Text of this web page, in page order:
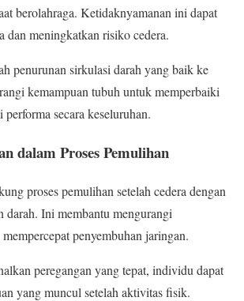
berolahraga. Ketidaknyamanan ini dapat
dan meningkatkan risiko cedera.
penurunan sirkulasi darah yang baik ke
kemampuan tubuh untuk memperbaiki
secara keseluruhan.
dalam Proses Pemulihan
proses pemulihan setelah cedera dengan
darah. Ini membantu mengurangi
penyembuhan jaringan.
peregangan yang tepat, individu dapat
yang muncul setelah aktivitas fisik.